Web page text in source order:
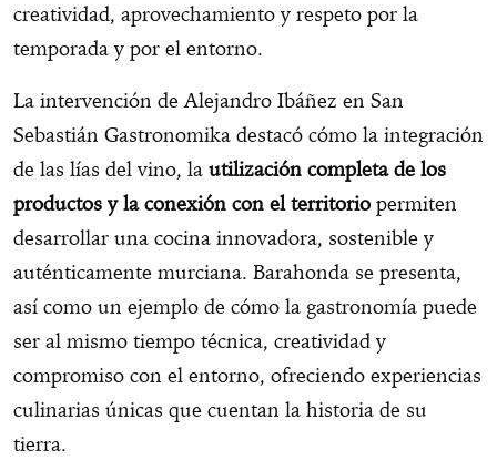
creatividad, aprovechamiento y respeto por la
temporada y por el entorno.
La intervención de Alejandro Ibáñez en San
Sebastián Gastronomika destacó cómo la integración
de las lías del vino, la utilización completa de los
productos y la conexión con el territorio permiten
desarrollar una cocina innovadora, sostenible y
auténticamente murciana. Barahonda se presenta,
así como un ejemplo de cómo la gastronomía puede
ser al mismo tiempo técnica, creatividad y
compromiso con el entorno, ofreciendo experiencias
culinarias únicas que cuentan la historia de su
tierra.